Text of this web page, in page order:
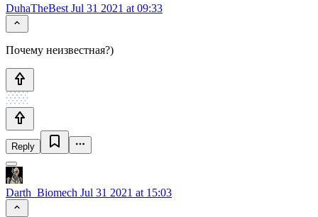
DuhaTheBest Jul 31 2021 at 09:33
Почему неизвестная?)
Reply
Darth_Biomech Jul 31 2021 at 15:03